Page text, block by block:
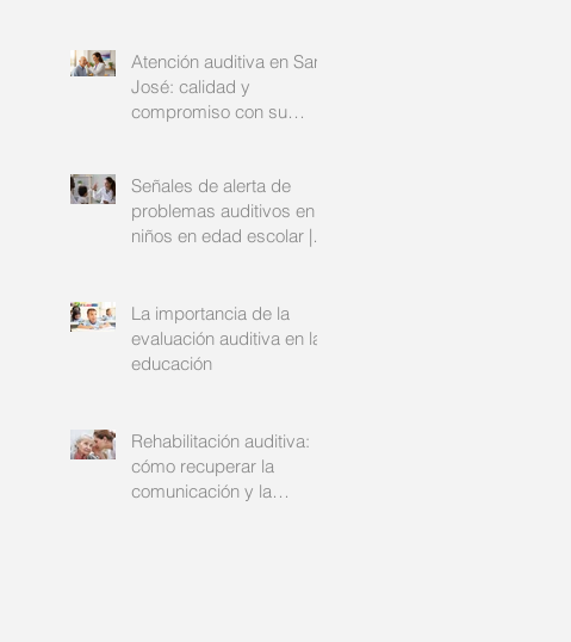
Atención auditiva en San
José: calidad y
compromiso con su
Señales de alerta de
problemas auditivos en
niños en edad escolar |
La importancia de la
evaluación auditiva en la
educación
Rehabilitación auditiva:
cómo recuperar la
comunicación y la